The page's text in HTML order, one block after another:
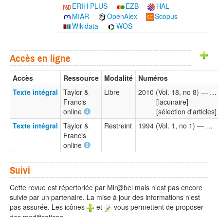
ERIH PLUS
EZB
HAL
MIAR
OpenAlex
Scopus
Wikidata
WOS
Accès en ligne
Accès Ressource Modalité Numéros
Texte intégral Taylor &
Francis
online
Libre
2010 (Vol. 18, no 8) — …
[lacunaire]
[sélection d'articles]
Texte intégral Taylor &
Francis
online
Restreint 1994 (Vol. 1, no 1) — …
Suivi
Cette revue est répertoriée par Mir@bel mais n'est pas encore
suivie par un partenaire. La mise à jour des informations n'est
pas assurée. Les icônes
et
vous permettent de proposer